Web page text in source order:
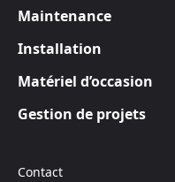
Maintenance
Installation
Matériel d’occasion
Gestion de projets
Contact